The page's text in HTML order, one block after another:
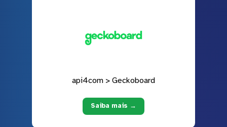
api4com > Geckoboard
Saiba mais →